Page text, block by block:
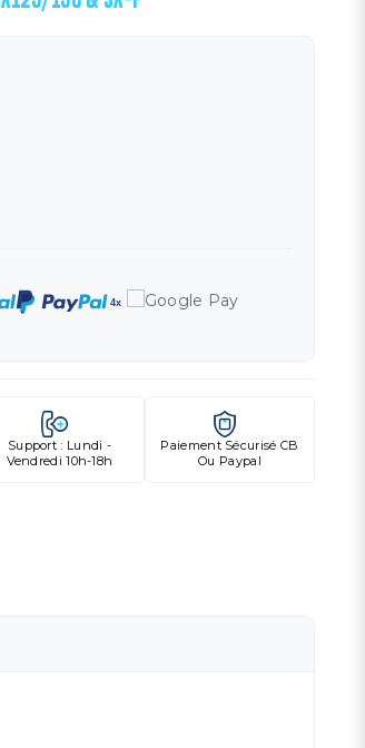
Support : Lundi -
Vendredi 10h-18h
Paiement Sécurisé CB
Ou Paypal